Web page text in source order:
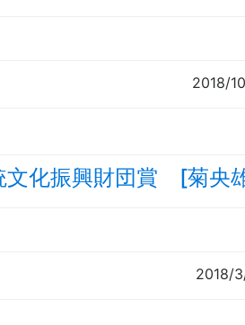
2018/
文化振興財団賞 [菊央
2018/